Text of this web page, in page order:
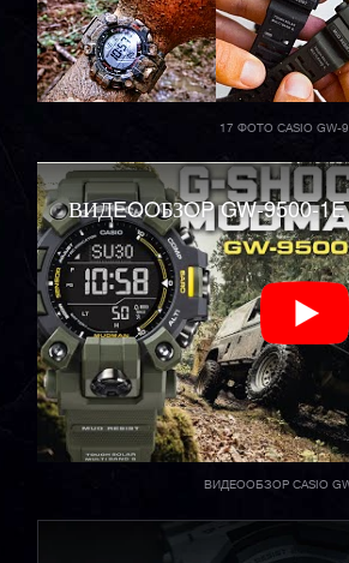
17 ФОТО CASIO GW-
ВИДEOOБЗOP GW-9500-1E
ВИДЕООБЗОР CASIO